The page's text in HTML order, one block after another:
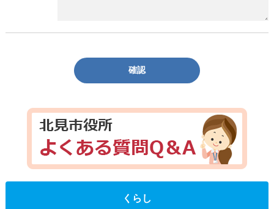
確認
くらし